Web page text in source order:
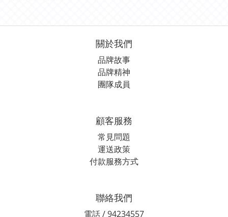
關於我們
品牌故事
品牌精神
團隊成員
顧客服務
常見問題
運送政策
付款服務方式
聯絡我們
電話 / 94234557